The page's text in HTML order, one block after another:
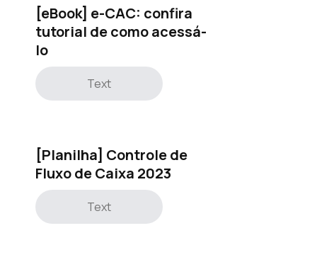
[eBook] e-CAC: confira
tutorial de como acessá-
lo
Text
[Planilha] Controle de
Fluxo de Caixa 2023
Text